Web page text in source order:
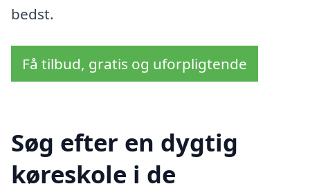
bedst.
Få tilbud, gratis og uforpligtende
Søg efter en dygtig
køreskole i de